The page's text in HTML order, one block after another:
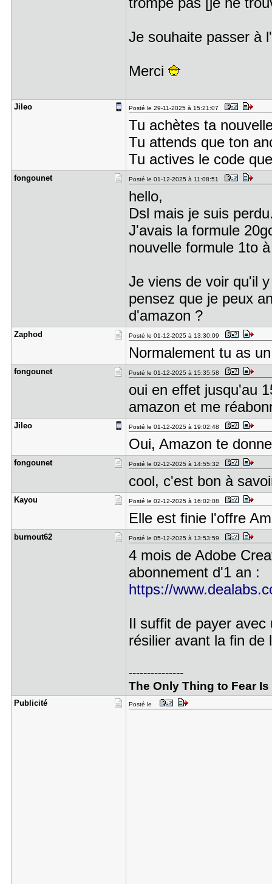
Je souhaite passer à
Merci
Jileo Posté le 29-11-2025 à 15:21:07
Tu achètes ta
Tu attends que ton
Tu actives le code
fongounet Posté le 01-12-2025 à 11:08:51
hello,
Dsl mais je suis
J'avais la formule
nouvelle formule 1to
Je viens de voir qu'il
pensez que je peux
d'amazon ?
Zaphod Posté le 01-12-2025 à 13:30:09
Normalement tu as
fongounet Posté le 01-12-2025 à 15:35:58
oui en effet jusqu'au
amazon et me
Jileo Posté le 01-12-2025 à 19:02:48
Oui, Amazon te
fongounet Posté le 02-12-2025 à 14:55:32
cool, c'est bon à
Kayou Posté le 02-12-2025 à 16:02:08
Elle est finie l'offre
burnout62 Posté le 05-12-2025 à 13:53:59
4 mois de Adobe
abonnement d'1 an :
https://
Il suffit de payer
résilier avant la fin de
---------------
The Only Thing to Fear Is
Publicité Posté le